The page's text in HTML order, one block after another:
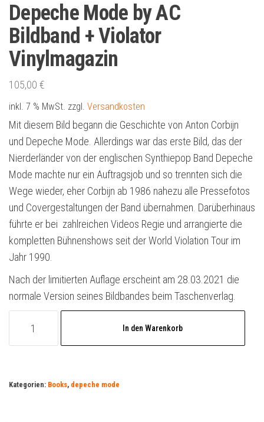
Depeche Mode by AC
Bildband + Violator
Vinylmagazin
105,00 €
inkl. 7 % MwSt. zzgl. Versandkosten
Mit diesem Bild begann die Geschichte von Anton Corbijn
und Depeche Mode. Allerdings war das erste Bild, das der
Nierderländer von der englischen Synthiepop Band Depeche
Mode machte nur ein Auftragsjob und so trennten sich die
Wege wieder, eher Corbijn ab 1986 nahezu alle Pressefotos
und Covergestaltungen der Band übernahmen. Darüberhinaus
führte er bei zahlreichen Videos Regie und arrangierte die
kompletten Bühnenshows seit der World Violation Tour im
Jahr 1990.
Nach der limitierten Auflage erscheint am 28.03.2021 die
normale Version seines Bildbandes beim Taschenverlag.
Bildband
In den Warenkorb
Kategorien: Books, depeche mode